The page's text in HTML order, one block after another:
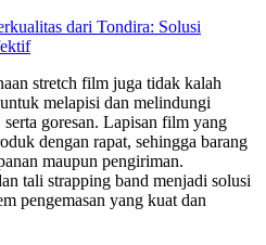
dari Tondira: Solusi
stretch film juga tidak kalah
melapisi dan melindungi
goresan. Lapisan film yang
dengan rapat, sehingga barang
maupun pengiriman.
tali strapping band menjadi solusi
pengemasan yang kuat dan